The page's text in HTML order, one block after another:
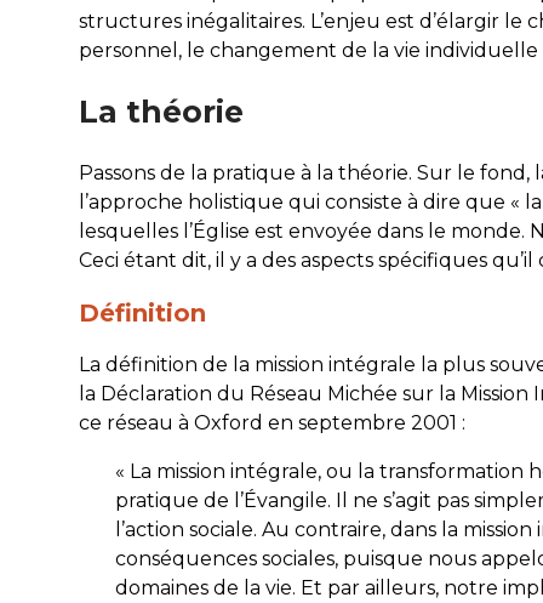
structures inégalitaires. L’enjeu est d’élargir le
personnel, le changement de la vie
La théorie
Passons de la pratique à la théorie. Sur le
l’approche holistique qui consiste à dire que «
lesquelles l’Église est envoyée dans le
Ceci étant dit, il y a des aspects spécifiques
Définition
La définition de la mission intégrale la plus
la Déclaration du Réseau Michée sur la
ce réseau à Oxford en septembre 2001 :
« La mission intégrale, ou la transformation
pratique de l’Évangile. Il ne s’agit pas
l’action sociale. Au contraire, dans la
conséquences sociales, puisque nous
domaines de la vie. Et par ailleurs, notre